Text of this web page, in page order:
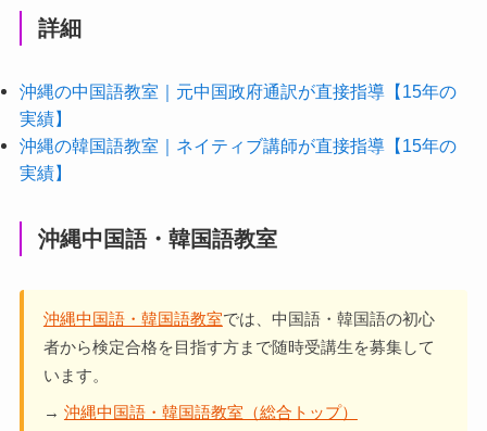
詳細
沖縄の中国語教室｜元中国政府通訳が直接指導【15年の
実績】
沖縄の韓国語教室｜ネイティブ講師が直接指導【15年の
実績】
沖縄中国語・韓国語教室
沖縄中国語・韓国語教室では、中国語・韓国語の初心
者から検定合格を目指す方まで随時受講生を募集して
います。
→ 沖縄中国語・韓国語教室（総合トップ）